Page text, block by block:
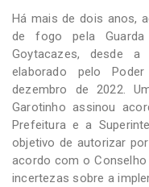
Há mais de dois anos,
de fogo pela
Goytacazes, desde
elaborado pelo
dezembro de 2022.
Garotinho assinou
Prefeitura e a
objetivo de autorizar
acordo com o Conselho
incertezas sobre a